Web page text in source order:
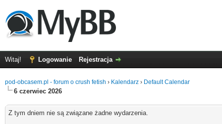
Witaj! Logowanie Rejestracja
pod-obcasem.pl - forum o crush fetish › Kalendarz › Default Calendar
6 czerwiec 2026
Z tym dniem nie są związane żadne wydarzenia.